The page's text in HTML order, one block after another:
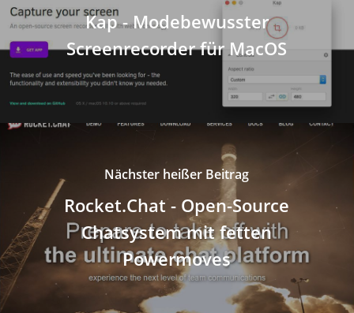
Kap - Modebewusster
Screenrecorder für MacOS
Nächster heißer Beitrag
Rocket.Chat - Open-Source
Chatsystem mit fetten
Powermoves